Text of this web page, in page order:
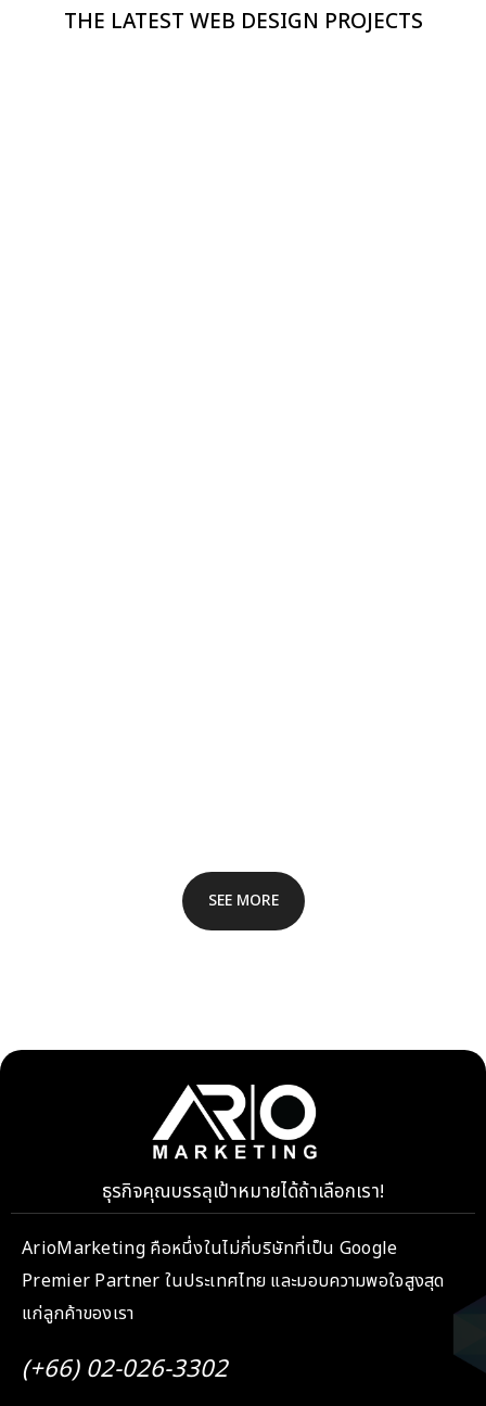
THE LATEST WEB DESIGN PROJECTS
SEE MORE
ธุรกิจคุณบรรลุเป้าหมายได้ถ้าเลือกเรา!
ArioMarketing คือหนึ่งในไม่กี่บริษัทที่เป็น Google
Premier Partner ในประเทศไทย และมอบความพอใจสูงสุด
แก่ลูกค้าของเรา
(+66) 02-026-3302